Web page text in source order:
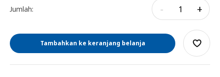
Jumlah: - +
Tambahkan ke keranjang belanja